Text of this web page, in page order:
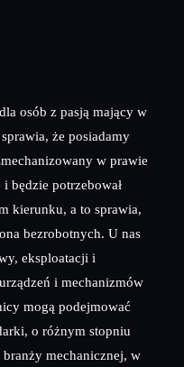
osób z pasją mający w
że posiadamy
w prawie
będzie potrzebował
kierunku, a to sprawia,
bezrobotnych. U nas
eksploatacji i
i mechanizmów
mogą podejmować
o różnym stopniu
mechanicznej, w